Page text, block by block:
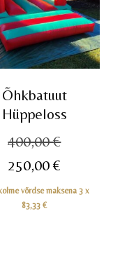
Õhkbatuut
Hüppeloss
400,00€
250,00€
hind
võrdse maksena 3 x
83,33€